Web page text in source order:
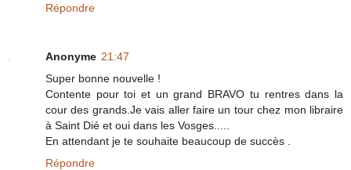
Répondre
Anonyme 21:47
Super bonne nouvelle !
Contente pour toi et un grand BRAVO tu rentres dans la
cour des grands.Je vais aller faire un tour chez mon libraire
à Saint Dié et oui dans les Vosges.....
En attendant je te souhaite beaucoup de succès .
Répondre